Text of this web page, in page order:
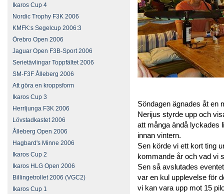
Ikaros Cup 4
Nordic Trophy F3K 2006
KMFK:s Segelcup 2006:3
Örebro Open 2006
Jaguar Open F3B-Sport 2006
Serietävlingar Toppfältet 2006
SM-F3F Ålleberg 2006
Att göra en kroppsform
Ikaros Cup 3
Herrljunga F3K 2006
Lövstadkastet 2006
Ålleberg Open 2006
Hagbard's Minne 2006
Ikaros Cup 2
Ikaros HLG Open 2006
Billingetrollet 2006 (VGC2)
Ikaros Cup 1
Söndagen ägnades åt en
Nerijus styrde upp och
att många ändå lyckades
innan vintern.
Sen körde vi ett kort ting
kommande år och vad vi
Sen så avslutades
var en kul upplevelse för
vi kan vara upp mot 15